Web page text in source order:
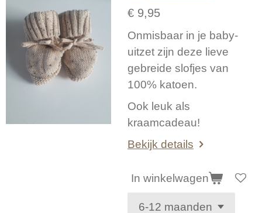
€ 9,95
Onmisbaar in je baby-
uitzet zijn deze lieve
gebreide slofjes van
100% katoen.
Ook leuk als
kraamcadeau!
Bekijk details
In winkelwagen